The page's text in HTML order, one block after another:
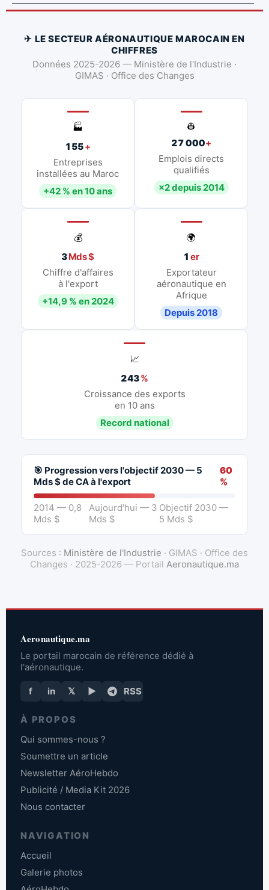
✈ LE SECTEUR AÉRONAUTIQUE MAROCAIN EN
CHIFFRES
Données 2025-2026 — Ministère de l'Industrie ·
GIMAS · Office des Changes
🏭
155+
Entreprises
installées au Maroc
+42 % en 10 ans
👷
27 000+
Emplois directs
qualifiés
×2 depuis 2014
💰
3Mds $
Chiffre d'affaires
à l'export
+14,9 % en 2024
🌍
1 er
Exportateur
aéronautique en
Afrique
Depuis 2018
📈
243%
Croissance des exports
en 10 ans
Record national
🎯 Progression vers l'objectif 2030 — 5
Mds $ de CA à l'export
60
%
2014 — 0,8
Mds $
Aujourd'hui — 3
Mds $
Objectif 2030 —
5 Mds $
Sources : Ministère de l'Industrie · GIMAS · Office des
Changes · 2025-2026 — Portail Aeronautique.ma
Aeronautique.ma
Le portail marocain de référence dédié à
l'aéronautique.
f in 𝕏 ▶ RSS
À PROPOS
Qui sommes-nous ?
Soumettre un article
Newsletter AéroHebdo
Publicité / Media Kit 2026
Nous contacter
NAVIGATION
Accueil
Galerie photos